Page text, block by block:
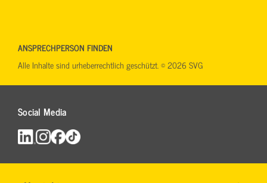
Social Media
ANSPRECHPERSON FINDEN
Alle Inhalte sind urheberrechtlich geschützt. © 2026 SVG